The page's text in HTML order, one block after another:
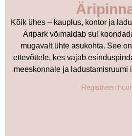
Kõik ühes – kauplus, kontor ja
Äripark võimaldab sul
mugavalt ühte asukohta. See
ettevõttele, kes vajab
meeskonnale ja ladustamisruumi
Registreeri huvi